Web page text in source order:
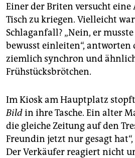
Einer der Briten versucht
Tisch zu kriegen. Vielleicht
Schlaganfall? „Nein, er
bewusst einleiten“, antworten
ziemlich synchron und
Frühstücksbrötchen.
Im Kiosk am Hauptplatz
Bildin ihre Tasche. Ein alter
die gleiche Zeitung auf den
Freundin jetzt nur gesagt hat“,
Der Verkäufer reagiert nicht